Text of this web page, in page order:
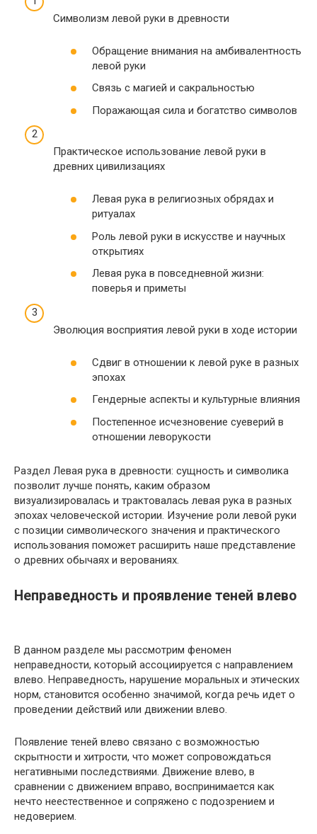
Символизм левой руки в древности
Обращение внимания на амбивалентность
левой руки
Связь с магией и сакральностью
Поражающая сила и богатство символов
Практическое использование левой руки в
древних цивилизациях
Левая рука в религиозных обрядах и
ритуалах
Роль левой руки в искусстве и научных
открытиях
Левая рука в повседневной жизни:
поверья и приметы
Эволюция восприятия левой руки в ходе истории
Сдвиг в отношении к левой руке в разных
эпохах
Гендерные аспекты и культурные влияния
Постепенное исчезновение суеверий в
отношении леворукости
Раздел Левая рука в древности: сущность и символика
позволит лучше понять, каким образом
визуализировалась и трактовалась левая рука в разных
эпохах человеческой истории. Изучение роли левой руки
с позиции символического значения и практического
использования поможет расширить наше представление
о древних обычаях и верованиях.
Неправедность и проявление теней влево
В данном разделе мы рассмотрим феномен
неправедности, который ассоциируется с направлением
влево. Неправедность, нарушение моральных и этических
норм, становится особенно значимой, когда речь идет о
проведении действий или движении влево.
Появление теней влево связано с возможностью
скрытности и хитрости, что может сопровождаться
негативными последствиями. Движение влево, в
сравнении с движением вправо, воспринимается как
нечто неестественное и сопряжено с подозрением и
недоверием.